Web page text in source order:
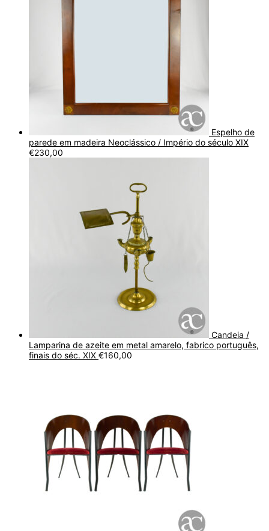
Espelho de
parede em madeira Neoclássico / Império do século XIX
€230,00
Candeia /
Lamparina de azeite em metal amarelo, fabrico português,
finais do séc. XIX €160,00